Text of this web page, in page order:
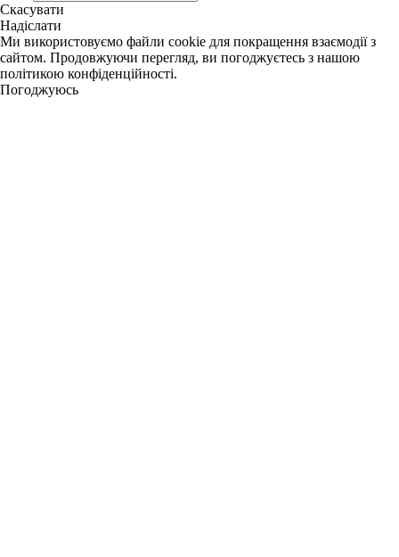
Скасувати
Надіслати
Ми використовуємо файли cookie для покращення взаємодії з
сайтом. Продовжуючи перегляд, ви погоджуєтесь з нашою
політикою конфіденційності.
Погоджуюсь